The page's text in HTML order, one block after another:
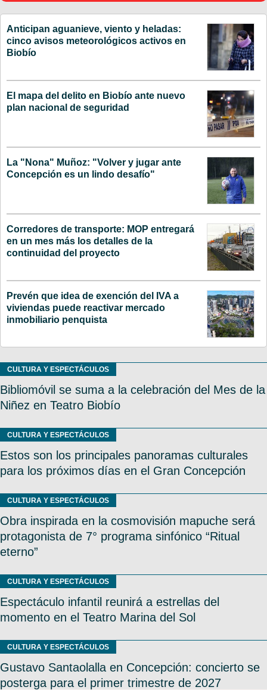
Anticipan aguanieve, viento y heladas:
cinco avisos meteorológicos activos en
Biobío
El mapa del delito en Biobío ante nuevo
plan nacional de seguridad
La "Nona" Muñoz: "Volver y jugar ante
Concepción es un lindo desafío"
Corredores de transporte: MOP entregará
en un mes más los detalles de la
continuidad del proyecto
Prevén que idea de exención del IVA a
viviendas puede reactivar mercado
inmobiliario penquista
CULTURA Y ESPECTÁCULOS
Bibliomóvil se suma a la celebración del Mes de la
Niñez en Teatro Biobío
CULTURA Y ESPECTÁCULOS
Estos son los principales panoramas culturales
para los próximos días en el Gran Concepción
CULTURA Y ESPECTÁCULOS
Obra inspirada en la cosmovisión mapuche será
protagonista de 7° programa sinfónico “Ritual
eterno”
CULTURA Y ESPECTÁCULOS
Espectáculo infantil reunirá a estrellas del
momento en el Teatro Marina del Sol
CULTURA Y ESPECTÁCULOS
Gustavo Santaolalla en Concepción: concierto se
posterga para el primer trimestre de 2027